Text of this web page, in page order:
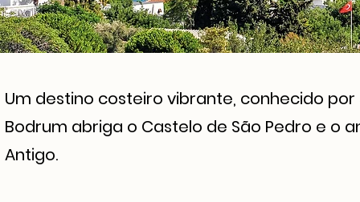
Um destino costeiro vibrante, conhecido
Bodrum abriga o Castelo de São Pedro e o
Antigo.